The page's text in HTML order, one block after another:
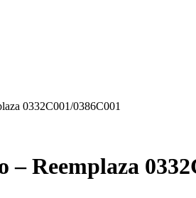
0332C001/0386C001
Reemplaza